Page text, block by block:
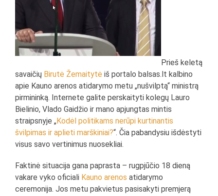
Prieš keletą
savaičių Birutė Žemaitytė iš portalo balsas.lt kalbino
apie Kauno arenos atidarymo metu „nušvilptą“ ministrą
pirmininką. Internete galite perskaityti kolegų Lauro
Bielinio, Vlado Gaidžio ir mano apjungtas mintis
straipsnyje „Kodėl politikams nerūpi kurtinantis
švilpimas ir aplieti marškiniai?“. Čia pabandysiu išdėstyti
visus savo vertinimus nuosekliai.
Faktinė situacija gana paprasta – rugpjūčio 18 dieną
vakare vyko oficiali Kauno arenos atidarymo
ceremonija. Jos metu pakvietus pasisakyti premjerą